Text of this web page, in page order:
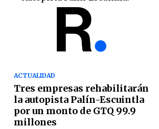
ACTUALIDAD
Tres empresas rehabilitarán
la autopista Palín-Escuintla
por un monto de GTQ 99.9
millones